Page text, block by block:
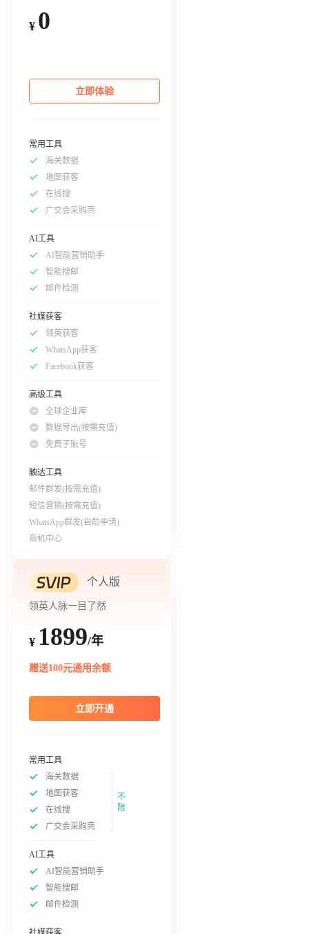
¥ 0
立即体验
常用工具
海关数据
地图获客
在线搜
广交会采购商
AI工具
AI智能营销助手
智能搜邮
邮件检测
社媒获客
领英获客
WhatsApp获客
Facebook获客
高级工具
全球企业库
数据导出(按需充值)
免费子账号
触达工具
邮件群发(按需充值)
短信营销(按需充值)
WhatsApp群发(自助申请)
商机中心
个人版
领英人脉一目了然
¥ 1899/年
赠送100元通用余额
立即开通
常用工具
海关数据
地图获客
在线搜
广交会采购商
不
限
AI工具
AI智能营销助手
智能搜邮
邮件检测